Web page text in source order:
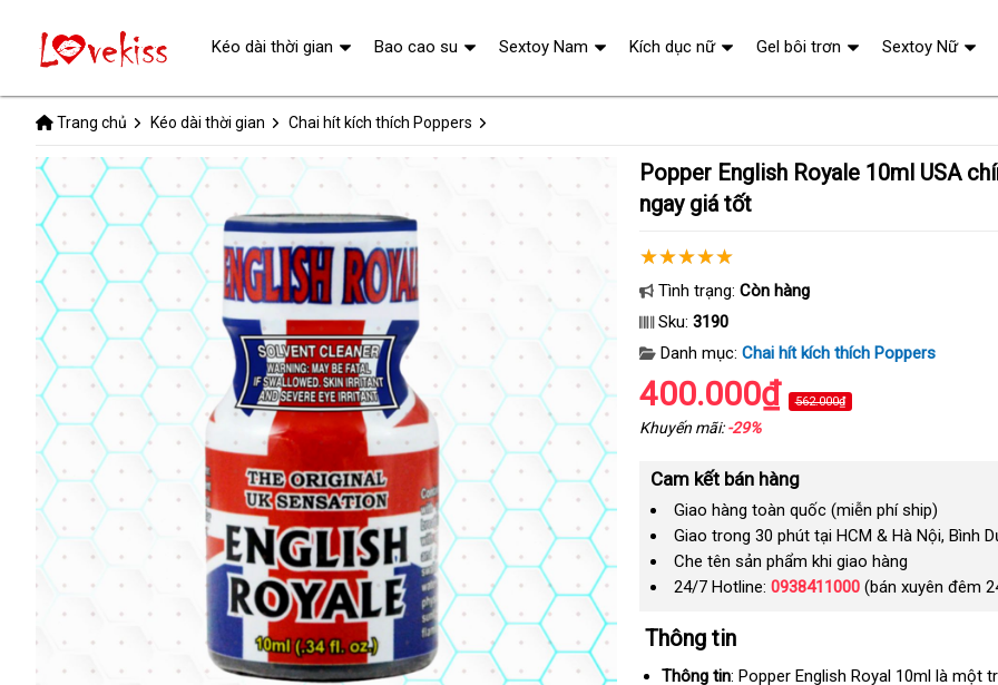
Trang chủ Kéo dài thời gian Chai hít kích thích Poppers
Popper English Royale 10ml USA chính hãng mua
ngay giá tốt
Tình trạng: Còn hàng
Sku: 3190
Danh mục: Chai hít kích thích Poppers
400.000₫ 562.000₫
Khuyến mãi:-29%
Cam kết bán hàng
Giao hàng toàn quốc (miễn phí ship)
Giao trong 30 phút tại HCM & Hà Nội, Bình
Che tên sản phẩm khi giao hàng
24/7 Hotline: 0938411000(bán xuyên đêm
Thông tin
Thông tin: Popper English Royal 10ml là một
Kéo dài thời gian Bao cao su Sextoy Nam Kích dục nữ Gel bôi trơn Sextoy Nữ